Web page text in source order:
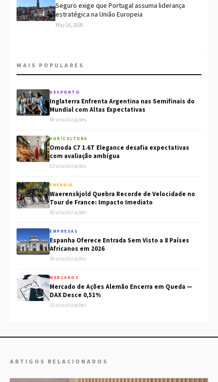
Seguro exige que Portugal assuma liderança
estratégica na União Europeia
May 16, 2026
MAIS POPULARES
DESPORTO
Inglaterra Enfrenta Argentina nas Semifinais do
Mundial com Altas Expectativas
66 visualizações
AGRICULTURA
Omoda C7 1.6T Elegance desafia expectativas
com avaliação ambígua
62 visualizações
ENERGIA
Waerenskjold Quebra Recorde de Velocidade no
Tour de France: Impacto Imediato
60 visualizações
EMPRESAS
Espanha Oferece Entrada Sem Visto a 8 Países
Africanos em 2026
56 visualizações
MERCADOS
Mercado de Ações Alemão Encerra em Queda —
DAX Desce 0,51%
55 visualizações
ARTIGOS RELACIONADOS